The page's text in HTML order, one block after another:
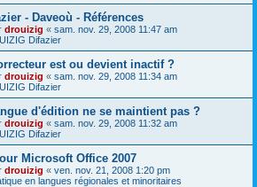
- Daveoù - Références
drouizig « sam. nov. 29, 2008 11:47 am
Difazier
est ou devient inactif ?
drouizig « sam. nov. 29, 2008 11:34 am
Difazier
d'édition ne se maintient pas ?
drouizig « sam. nov. 29, 2008 11:32 am
Difazier
Microsoft Office 2007
drouizig « ven. nov. 21, 2008 1:20 pm
en langues régionales et minoritaires